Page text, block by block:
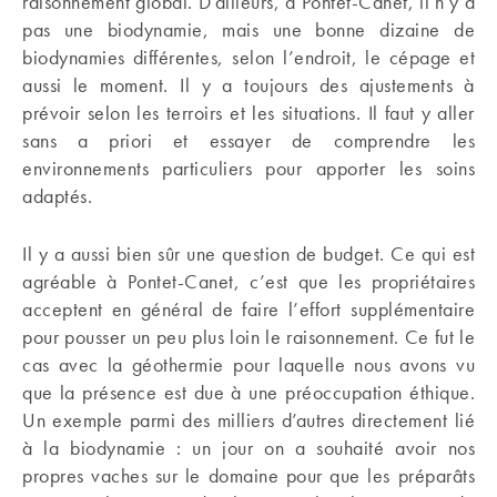
pas une biodynamie, mais une bonne dizaine de
biodynamies différentes, selon l’endroit, le cépage et
aussi le moment. Il y a toujours des ajustements à
prévoir selon les terroirs et les situations. Il faut y aller
sans a priori et essayer de comprendre les
environnements particuliers pour apporter les soins
adaptés.
Il y a aussi bien sûr une question de budget. Ce qui est
agréable à Pontet-Canet, c’est que les propriétaires
acceptent en général de faire l’effort supplémentaire
pour pousser un peu plus loin le raisonnement. Ce fut le
cas avec la géothermie pour laquelle nous avons vu
que la présence est due à une préoccupation éthique.
Un exemple parmi des milliers d’autres directement lié
à la biodynamie : un jour on a souhaité avoir nos
propres vaches sur le domaine pour que les préparâts